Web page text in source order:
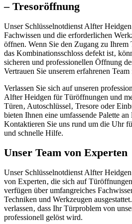
– Tresoröffnung
Unser Schlüsselnotdienst Alfter
Fachwissen und die erforderlichen
öffnen.​ Wenn Sie den Zugang zu Ihrem
das Kombinationsschloss defekt ist‚
sicheren und professionellen Öffnung
Vertrauen Sie unserem erfahrenen
Verlassen Sie sich auf unseren
Alfter Heidgen für Türöffnungen und
Türen‚ Autoschlüssel‚ Tresore oder
bieten Ihnen eine umfassende Palette
Kontaktieren Sie uns rund um die Uhr
und schnelle Hilfe.​
Unser Team von Experten
Unser Schlüsselnotdienst Alfter
von Experten‚ die sich auf
verfügen über umfangreiches
Techniken und Werkzeugen
verlassen‚ dass Ihr Türproblem von
professionell gelöst wird.​